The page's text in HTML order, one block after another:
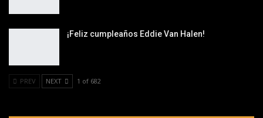
¡Feliz cumpleaños Eddie Van Halen!
PREV NEXT 1 of 682